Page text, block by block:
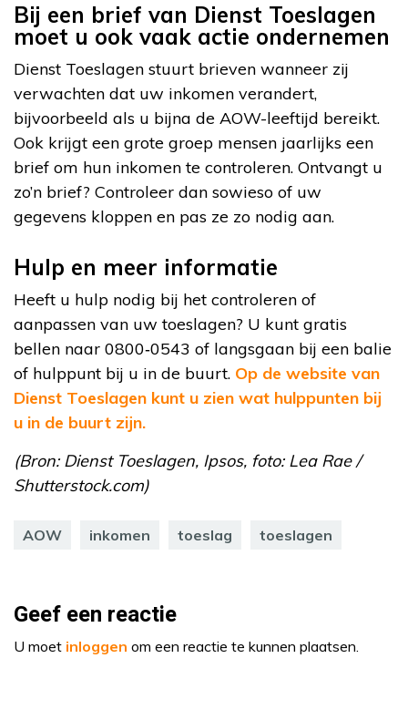
Bij een brief van Dienst Toeslagen
moet u ook vaak actie ondernemen
Dienst Toeslagen stuurt brieven wanneer zij
verwachten dat uw inkomen verandert,
bijvoorbeeld als u bijna de AOW-leeftijd bereikt.
Ook krijgt een grote groep mensen jaarlijks een
brief om hun inkomen te controleren. Ontvangt u
zo’n brief? Controleer dan sowieso of uw
gegevens kloppen en pas ze zo nodig aan.
Hulp en meer informatie
Heeft u hulp nodig bij het controleren of
aanpassen van uw toeslagen? U kunt gratis
bellen naar 0800‑0543 of langsgaan bij een balie
of hulppunt bij u in de buurt. Op de website van
Dienst Toeslagen kunt u zien wat hulppunten bij
u in de buurt zijn.
(Bron: Dienst Toeslagen, Ipsos, foto: Lea Rae /
Shutterstock.com)
AOW inkomen toeslag toeslagen
Geef een reactie
U moet inloggen om een reactie te kunnen plaatsen.